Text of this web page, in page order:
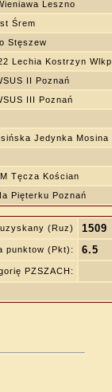
Leszno
Śrem
Stęszew
Lechia Kostrzyn Wlkp.
II Poznań
III Poznań
Jedynka Mosina
Tęcza Kościan
Pięterku Poznań
(Ruz) 1509
punktow (Pkt): 6.5
PZSZACH: